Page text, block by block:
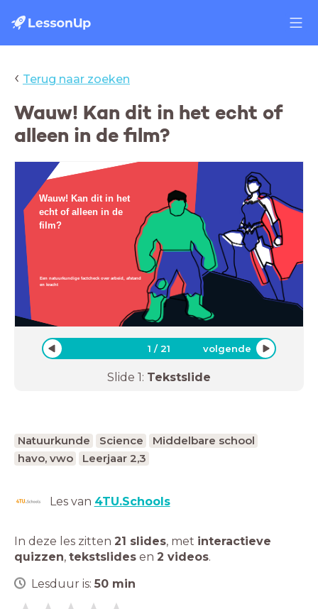
‹ Terug naar zoeken
Wauw! Kan dit in het echt of
alleen in de film?
Wauw! Kan dit in het
echt of alleen in de
film?
Een natuurkundige factcheck over arbeid, afstand
en kracht
1 /21 volgende
Slide 1: Tekstslide
Natuurkunde Science
Middelbare school
havo, vwo
Leerjaar 2,3
Les van 4TU.Schools
In deze les zitten 21 slides, met interactieve
quizzen, tekstslides en 2 videos.
Lesduur is: 50 min